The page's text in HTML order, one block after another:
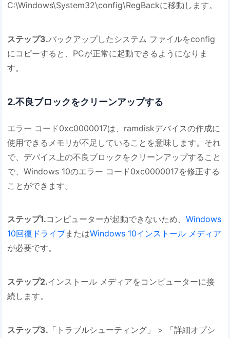
C:\Windows\System32\config\RegBackに移動します。
ステップ3.バックアップしたシステム ファイルをconfig
にコピーすると、PCが正常に起動できるようになりま
す。
2.不良ブロックをクリーンアップする
エラー コード0xc0000017は、ramdiskデバイスの作成に
使用できるメモリが不足していることを意味します。それ
で、デバイス上の不良ブロックをクリーンアップすること
で、Windows 10のエラー コード0xc0000017を修正する
ことができます。
ステップ1.コンピューターが起動できないため、Windows
10回復ドライブまたはWindows 10インストール メディア
が必要です。
ステップ2.インストール メディアをコンピューターに接
続します。
ステップ3. 「トラブルシューティング」 > 「詳細オプシ